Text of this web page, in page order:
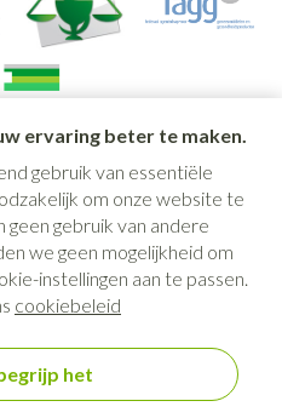
ervaring beter te maken.
gebruik van essentiële
om onze website te
gebruik van andere
we geen mogelijkheid om
instellingen aan te passen.
cookiebeleid
het